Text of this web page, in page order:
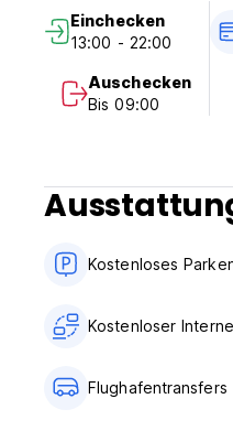
Einchecken
13:00 - 22:00
Auschecken
Bis 09:00
Kostenloses
Kostenloser
Flughafentransfers